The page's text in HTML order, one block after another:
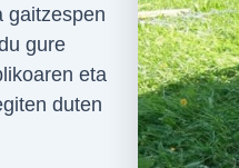
gaitzespen
gure
eta
duten